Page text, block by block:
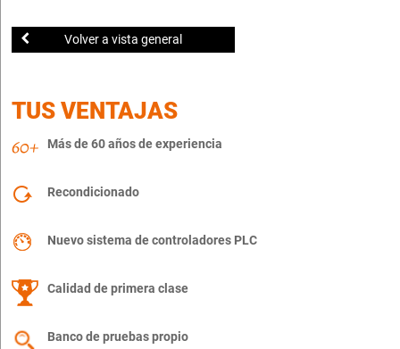
Volver a vista general
TUS VENTAJAS
Más de 60 años de experiencia
Recondicionado
Nuevo sistema de controladores PLC
Calidad de primera clase
Banco de pruebas propio